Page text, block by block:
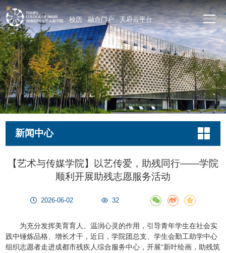
校历 融合门户 天府云平台
新闻中心
【艺术与传媒学院】以艺传爱，助残同行——学院
顺利开展助残志愿服务活动
2026-06-02 32
为充分发挥美育育人、温润心灵的作用，引导青年学生在社会实
践中锤炼品格、增长才干，近日，学院团总支、学生会勤工助学中心
组织志愿者走进成都市残疾人综合服务中心，开展“新叶绘画，助残筑